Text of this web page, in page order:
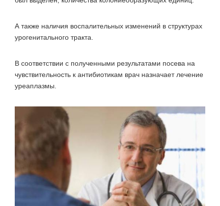
А также наличия воспалительных изменений в структурах
урогенитального тракта.
В соответствии с полученными результатами посева на
чувствительность к антибиотикам врач назначает лечение
уреаплазмы.